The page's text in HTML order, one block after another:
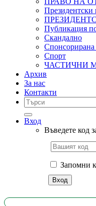
Президентски
Публикация
Скандално
Спонсорирана
Спорт
ЧАСТИЧНИ
Архив
За нас
Контакти
Вход
Въведете код
Запомни
Вход